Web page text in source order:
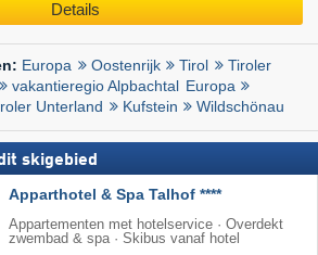
Details
Europa Oostenrijk Tirol
Tiroler
vakantieregio Alpbachtal Europa
Unterland Kufstein Wildschönau
skigebied
Apparthotel & Spa Talhof ****
Appartementen met hotelservice · Overdekt
zwembad & spa · Skibus vanaf hotel